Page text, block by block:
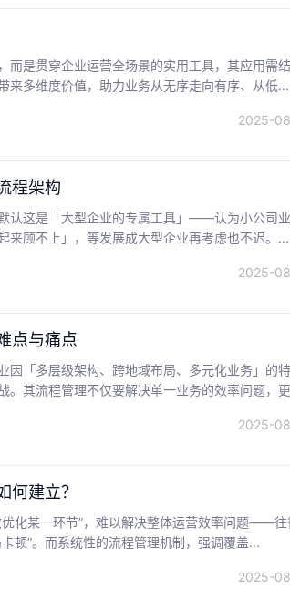
而是贯穿企业运营全场景的实用工具，其应用需
来多维度价值，助力业务从无序走向有序、从低...
2025-
程架构
认这是「大型企业的专属工具」——认为小公司
来顾不上」，等发展成大型企业再考虑也不迟。...
2025-
点与痛点
因「多层级架构、跨地域布局、多元化业务」的特
。其流程管理不仅要解决单一业务的效率问题，
2025-
何建立？
化某一环节”，难以解决整体运营效率问题——往
顿”。而系统性的流程管理机制，强调覆盖...
2025-